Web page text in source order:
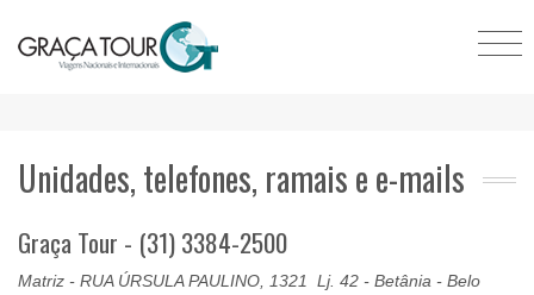
Unidades, telefones, ramais e e-mails
Graça Tour - (31) 3384-2500
Matriz - RUA ÚRSULA PAULINO, 1321 Lj. 42 - Betânia - Belo